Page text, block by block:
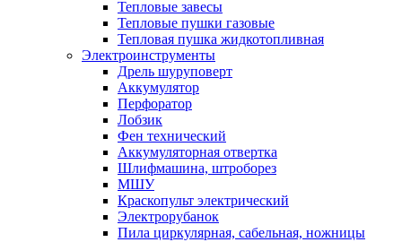
Тепловые завесы
Тепловые пушки газовые
Тепловая пушка жидкотопливная
Электроинструменты
Дрель шуруповерт
Аккумулятор
Перфоратор
Лобзик
Фен технический
Аккумуляторная отвертка
Шлифмашина, штроборез
МШУ
Краскопульт электрический
Электрорубанок
Пила циркулярная, сабельная, ножницы